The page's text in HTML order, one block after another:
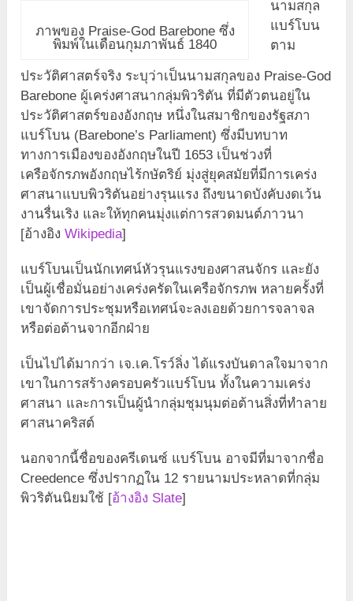
ภาพของ Praise-God Barebone ซึ่ง
พิมพ์ในเดือนกุมภาพันธ์ 1840
นามสกุล
แบร์โบน
ตาม
ประวัติศาสตร์จริง ระบุว่าเป็นนามสกุลของ Praise-God
Barebone ผู้เคร่งศาสนากลุ่มพิวริตัน ที่มีตัวตนอยู่ใน
ประวัติศาสตร์ของอังกฤษ หนึ่งในสมาชิกของรัฐสภา
แบร์โบน (Barebone’s Parliament) ซึ่งมีบทบาท
ทางการเมืองของอังกฤษในปี 1653 เป็นช่วงที่
เครือจักรภพอังกฤษไร้กษัตริย์ มุ่งสู่ยุคสมัยที่มีการเคร่ง
ศาสนาแบบพิวริตันอย่างรุนแรง ถึงขนาดบังคับงดเว้น
งานรื่นเริง และให้ทุกคนมุ่งแต่การสวดมนต์ภาวนา
[อ้างอิงWikipedia]
แบร์โบนเป็นนักเทศน์หัวรุนแรงของศาสนจักร และยัง
เป็นผู้เชื่อมั่นอย่างเคร่งครัดในเครือจักรภพ หลายครั้งที่
เขาจัดการประชุมหรือเทศน์จะลงเอยด้วยการจลาจล
หรือต่อต้านจากอีกฝ่าย
เป็นไปได้มากว่า เจ.เค.โรว์ลิ่ง ได้แรงบันดาลใจมาจาก
เขาในการสร้างครอบครัวแบร์โบน ทั้งในความเคร่ง
ศาสนา และการเป็นผู้นำกลุ่มชุมนุมต่อต้านสิ่งที่ทำลาย
ศาสนาคริสต์
นอกจากนี้ชื่อของครีเดนซ์ แบร์โบน อาจมีที่มาจากชื่อ
Creedence ซึ่งปรากฏใน 12 รายนามประหลาดที่กลุ่ม
พิวริตันนิยมใช้ [อ้างอิง Slate]